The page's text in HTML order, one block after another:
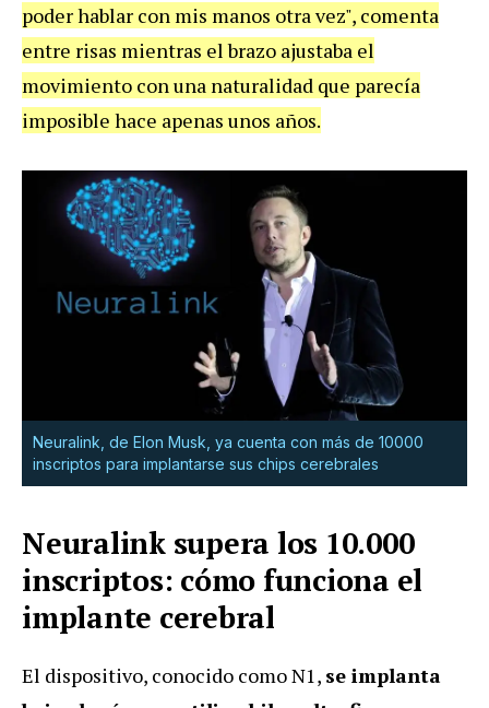
poder hablar con mis manos otra vez", comenta
entre risas mientras el brazo ajustaba el
movimiento con una naturalidad que parecía
imposible hace apenas unos años.
Neuralink, de Elon Musk, ya cuenta con más de 10000
inscriptos para implantarse sus chips cerebrales
Neuralink supera los 10.000
inscriptos: cómo funciona el
implante cerebral
El dispositivo, conocido como N1, se implanta